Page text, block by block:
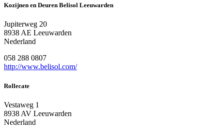
Kozijnen en Deuren Belisol Leeuwarden
Jupiterweg 20
8938 AE Leeuwarden
Nederland
058 288 0807
http://www.belisol.com/
Rollecate
Vestaweg 1
8938 AV Leeuwarden
Nederland